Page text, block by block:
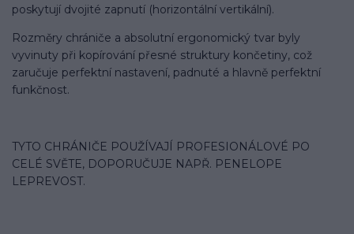
poskytují dvojité zapnutí (horizontální vertikální).
Rozměry chrániče a absolutní ergonomický tvar byly
vyvinuty při kopírování přesné struktury končetiny, což
zaručuje perfektní nastavení, padnuté a hlavně perfektní
funkčnost.
TYTO CHRÁNIČE POUŽÍVAJÍ PROFESIONÁLOVÉ PO
CELÉ SVĚTE, DOPORUČUJE NAPŘ. PENELOPE
LEPREVOST.